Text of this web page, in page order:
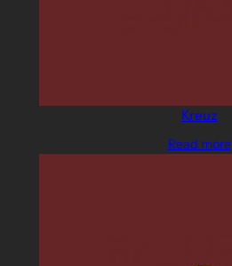
Kreuz
Read more